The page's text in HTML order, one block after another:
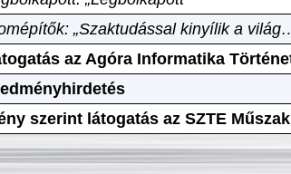
„Szaktudással kinyílik a
az Agóra Informatika
szerint látogatás az SZTE